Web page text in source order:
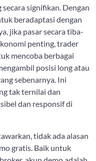
signifikan. Dengan
beradaptasi dengan
jika pasar secara tiba-
penting, trader
mencoba berbagai
posisi long atau
sebenarnya. Ini
tak ternilai dan
dan responsif di
tidak ada alasan
gratis. Baik untuk